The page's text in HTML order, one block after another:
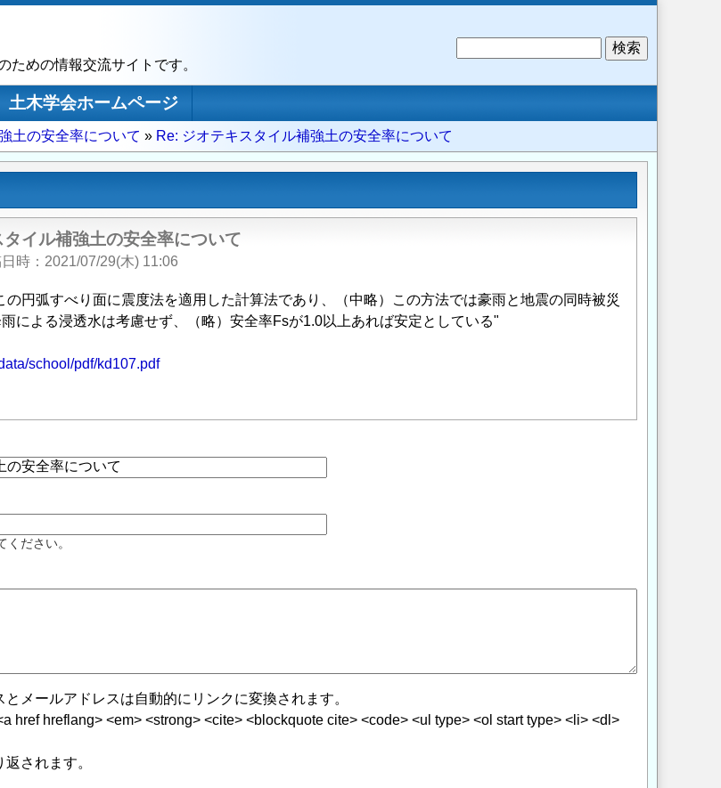
ための情報交流サイトです。
土木学会ホームページ
土の安全率について Re: ジオテキスタイル補強土の安全率について
イル補強土の安全率について
時 2021/07/29(木) 11:06
の円弧すべり面に震度法を適用した計算法であり、（中略）この方法では豪雨と地震の同時被災
による浸透水は考慮せず、（略）安全率Fsが1.0以上あれば安定としている"
school/pdf/kd107.pdf
ださい。
メールアドレスは自動的にリンクに変換されます。
href hreflang> <em> <strong> <cite> <blockquote cite> <code> <ul type> <ol start type> <li> <dl>
されます。